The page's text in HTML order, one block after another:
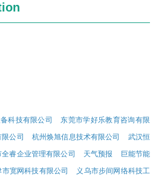
科技有限公司
东莞市学好乐教育咨询有限
公司 杭州焕旭信息技术有限公司
武汉恒
全睿企业管理有限公司 天气预报
巨能节能
市宽网科技有限公司
义乌市步间网络科技工